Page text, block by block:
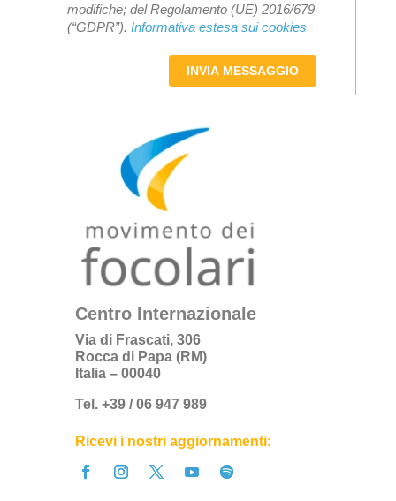
modifiche; del Regolamento (UE) 2016/679
(“GDPR”). Informativa estesa sui cookies
INVIA MESSAGGIO
Centro Internazionale
Via di Frascati, 306
Rocca di Papa (RM)
Italia – 00040
Tel. +39 / 06 947 989
Ricevi i nostri aggiornamenti: